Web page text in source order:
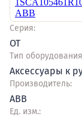
Серия:
OT
Тип
Аксессуары к
Производитель:
ABB
Ед. изм.: